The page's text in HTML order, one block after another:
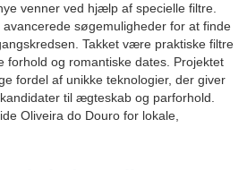
venner ved hjælp af specielle filtre.
søgemuligheder for at finde
Takket være praktiske filtre
forhold og romantiske dates. Projektet
fordel af unikke teknologier, der giver
til ægteskab og parforhold.
Oliveira do Douro for lokale,